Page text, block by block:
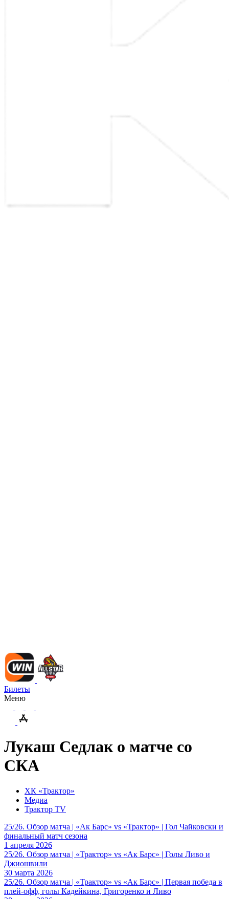
Билеты
Меню
Лукаш Седлак о матче со
СКА
ХК «Трактор»
Медиа
Трактор TV
25/26. Обзор матча | «Ак Барс» vs «Трактор» | Гол Чайковски и
финальный матч сезона
1 апреля 2026
25/26. Обзор матча | «Трактор» vs «Ак Барс» | Голы Ливо и
Джиошвили
30 марта 2026
25/26. Обзор матча | «Трактор» vs «Ак Барс» | Первая победа в
плей-офф, голы Кадейкина, Григоренко и Ливо